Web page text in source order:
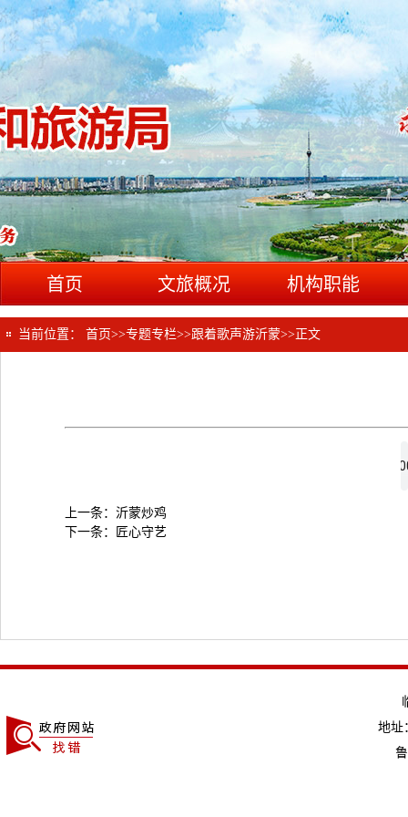
首页 文旅概况 机构职能
当前位置： 首页>>专题专栏>>跟着歌声游沂蒙>> 正文
上一条： 沂蒙炒鸡
下一条：
匠心守艺
地址